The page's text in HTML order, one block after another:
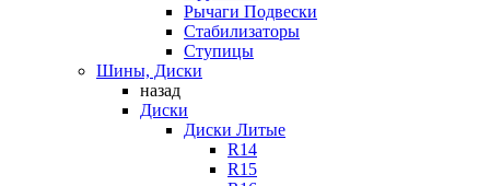
Рычаги Подвески
Стабилизаторы
Ступицы
Шины, Диски
назад
Диски
Диски Литые
R14
R15